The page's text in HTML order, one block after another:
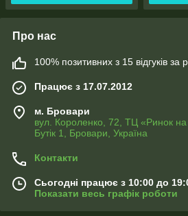
Про нас
100% позитивних з 15 відгуків за
Працює з 17.07.2012
м. Бровари
вул. Короленко, 72, ТЦ «Ринок на
Бутік 1, Бровари, Україна
Контакти
Сьогодні працює з 10:00 до
Показати весь графік роботи